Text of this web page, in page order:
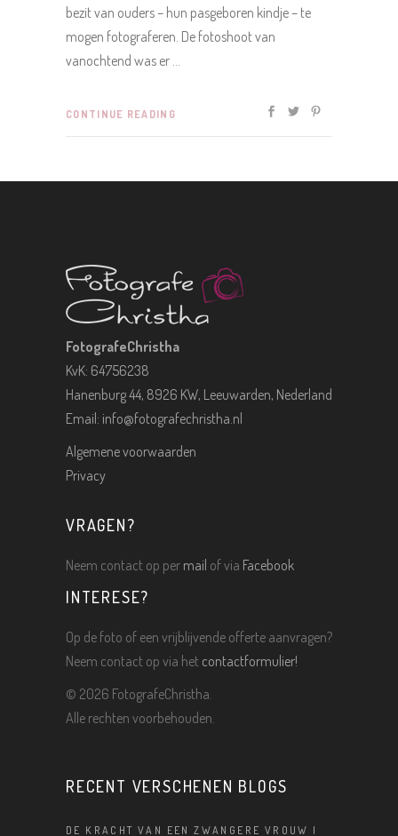
bezit van ouders – hun pasgeboren kindje – te
mogen fotograferen. De fotoshoot van
vanochtend was er
CONTINUE READING
FotografeChristha
KvK: 64756238
Hanenburg 44, 8926 KW, Leeuwarden, Nederland
Email: info@fotografechristha.nl
Algemene voorwaarden
Privacy
VRAGEN?
Neem contact op per mail of via Facebook
INTERESE?
Op de foto of een vrijblijvende offerte aanvragen?
Neem contact op via het contactformulier!
© 2026 FotografeChristha.
Alle rechten voorbehouden.
RECENT VERSCHENEN BLOGS
DE KRACHT VAN EEN ZWANGERE VROUW |